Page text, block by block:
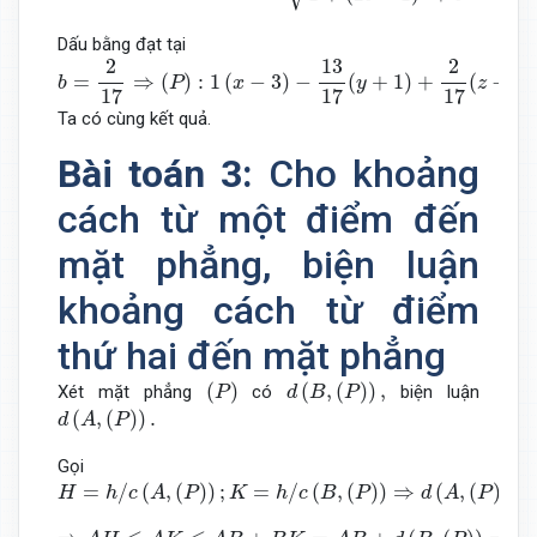
Dấu bằng đạt tại
b =
2
17
⇒ (P) : 1 (x − 3) −
13
17
(y + 1) +
2
17
(z −
b=2 17⇒ (P) 1( 1)+ 0⇔
Ta có cùng kết quả.
Bài toán 3: Cho khoảng
cách từ một điểm đến
mặt phẳng, biện luận
khoảng cách từ điểm
thứ hai đến mặt phẳng
Xét mặt phẳng (P)
(P) cód (B, (P)) ,
d(B,( P)), biện luận
d (A, (P)) .
d(A, P)).
Gọi
H = h/c (A, (P)) ; K = h/c (B, (P)) ⇒ d (A, (P)
H= c A (P) ;K=h c(B P) ⇒ d(A (P))= AH d( B P))=
⇒ H ≤A K≤ A B+ BK = AB + d(B,( =co n t.